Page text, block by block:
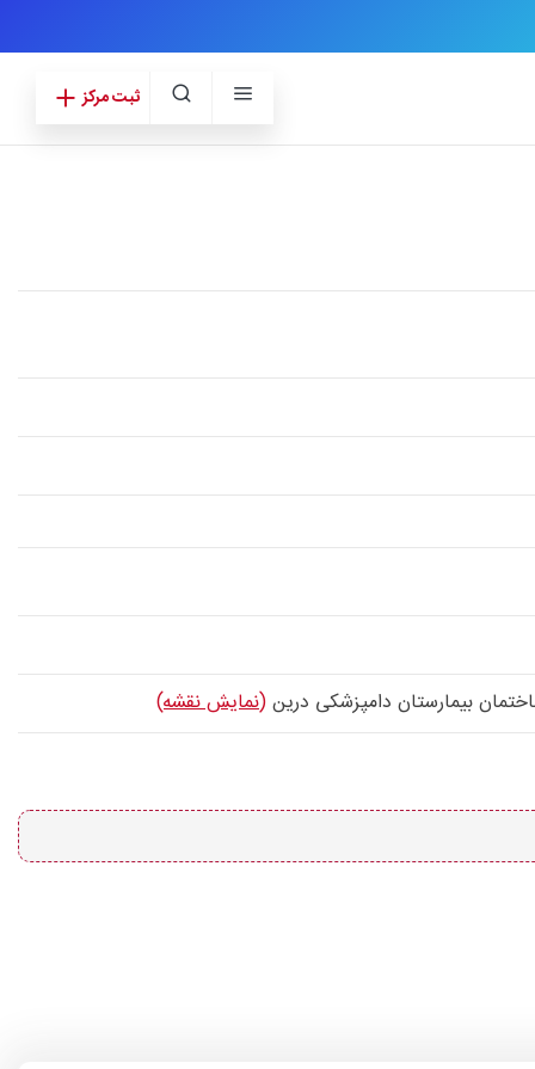
ثبت مرکز
(نمایش نقشه)